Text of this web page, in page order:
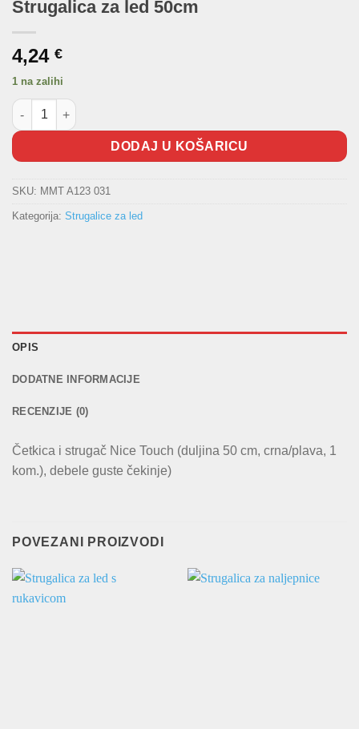
Strugalica za led 50cm
4,24 €
1 na zalihi
Strugalica za led 50cm količina
DODAJ U KOŠARICU
SKU: MMT A123 031
Kategorija: Strugalice za led
OPIS
DODATNE INFORMACIJE
RECENZIJE (0)
Četkica i strugač Nice Touch (duljina 50 cm, crna/plava, 1
kom.), debele guste čekinje)
POVEZANI PROIZVODI